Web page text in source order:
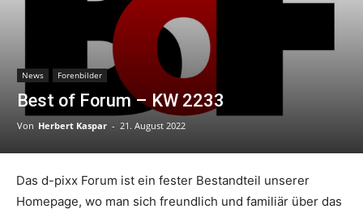
News Forenbilder
Best of Forum – KW 2233
Von Herbert Kaspar - 21. August 2022
Das d-pixx Forum ist ein fester Bestandteil unserer
Homepage, wo man sich freundlich und familiär über das